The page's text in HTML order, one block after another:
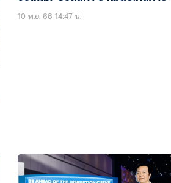
10 พ.ย. 66 14:47 น.